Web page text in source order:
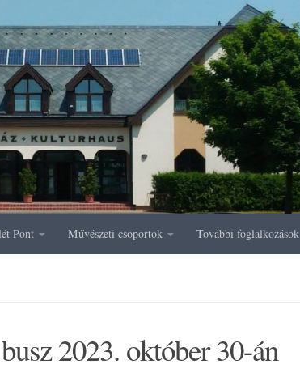
Pont Művészeti csoportok További foglalkozások
2023. október 30-án